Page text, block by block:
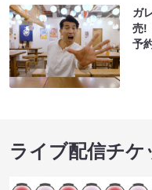
ガ
売!
予
ライブ配信チケ